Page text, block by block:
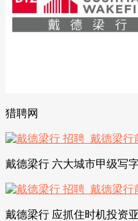
猎聘网
戴德梁行 六大城市甲级写
戴德梁行 应抓住时机投资